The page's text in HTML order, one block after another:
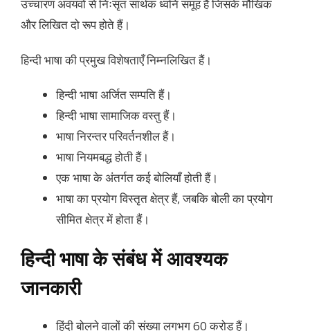
उच्चारण अवयवों से निःसृत सार्थक ध्वनि समूह हैं जिसके मौखिक
और लिखित दो रूप होते हैं।
हिन्दी भाषा की प्रमुख विशेषताएँ निम्नलिखित हैं।
हिन्दी भाषा अर्जित सम्पति हैं।
हिन्दी भाषा सामाजिक वस्तु हैं।
भाषा निरन्तर परिवर्तनशील हैं।
भाषा नियमबद्ध होती हैं।
एक भाषा के अंतर्गत कई बोलियाँ होती हैं।
भाषा का प्रयोग विस्तृत क्षेत्र हैं, जबकि बोली का प्रयोग
सीमित क्षेत्र में होता हैं।
हिन्दी भाषा के संबंध में आवश्यक
जानकारी
हिंदी बोलने वालों की संख्या लगभग 60 करोड़ हैं।